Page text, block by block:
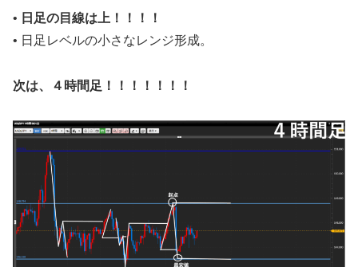
• 日足の目線は上！！！！
• 日足レベルの小さなレンジ形成。
次は、４時間足！！！！！！！